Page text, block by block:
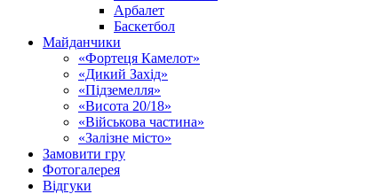
Арбалет
Баскетбол
Майданчики
«Фортеця Камелот»
«Дикий Захід»
«Підземелля»
«Висота 20/18»
«Військова частина»
«Залізне місто»
Замовити гру
Фотогалерея
Відгуки